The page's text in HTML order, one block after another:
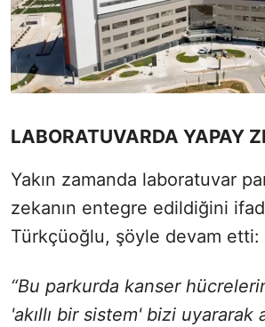
LABORATUVARDA YAPAY
Yakın zamanda laboratuvar
zekanın entegre edildiğini
Türkçüoğlu, şöyle devam etti:
“Bu parkurda kanser
'akıllı bir sistem' bizi uyararak